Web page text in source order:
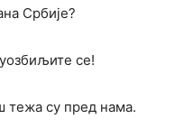
Србије?
се!
су пред нама.